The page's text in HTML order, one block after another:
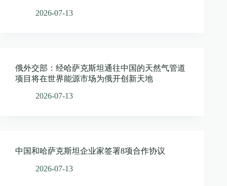
2026-07-13
俄外交部：经哈萨克斯坦通往中国的天然气管道
项目将在世界能源市场为俄开创新天地
2026-07-13
中国和哈萨克斯坦企业家签署8项合作协议
2026-07-13